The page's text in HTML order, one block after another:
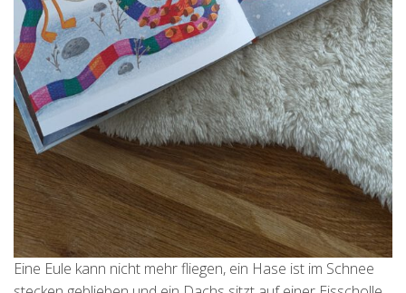
Eine Eule kann nicht mehr fliegen, ein Hase ist im Schnee